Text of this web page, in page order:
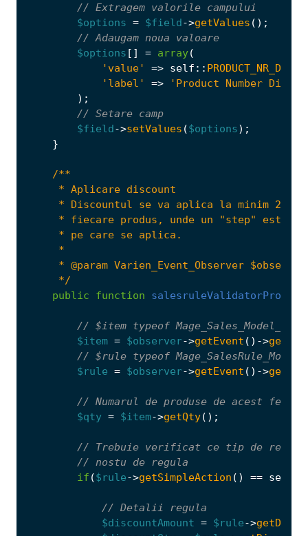
$options = $field->getValues ();
$options [] = array(
'value'
=> self ::
'label'
=>
'Product Number
);
$field->setValues ($options);
}
     */
public
function salesruleValidatorProcess
$item = $observer->getEvent () ->
$rule = $observer->getEvent () ->
$qty = $item->getQty();
if ($rule->getSimpleAction () == self
$discountAmount = $rule->